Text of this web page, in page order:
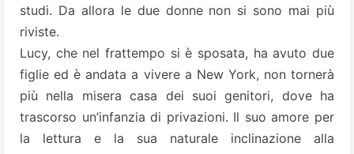
studi. Da allora le due donne non si sono mai più
riviste.
Lucy, che nel frattempo si è sposata, ha avuto due
figlie ed è andata a vivere a New York, non tornerà
più nella misera casa dei suoi genitori, dove ha
trascorso un’infanzia di privazioni. Il suo amore per
la lettura e la sua naturale inclinazione alla